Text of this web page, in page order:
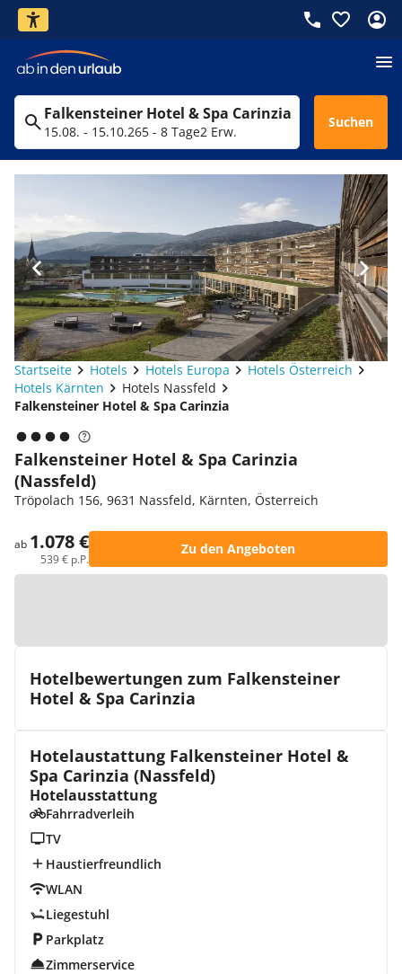
Falkensteiner Hotel & Spa Carinzia
15.08. - 15.10.265 - 8 Tage2 Erw.
Suchen
Startseite Hotels Hotels Europa
Hotels Österreich
Hotels Kärnten
Hotels Nassfeld
Falkensteiner Hotel & Spa Carinzia
Falkensteiner Hotel & Spa Carinzia
(Nassfeld)
Tröpolach 156, 9631 Nassfeld, Kärnten, Österreich
ab 1.078 €
539 € p.P.
Zu den Angeboten
Hotelbewertungen zum Falkensteiner
Hotel & Spa Carinzia
Hotelaustattung Falkensteiner Hotel &
Spa Carinzia (Nassfeld)
Hotelausstattung
Fahrradverleih
TV
Haustierfreundlich
WLAN
Liegestuhl
Parkplatz
Zimmerservice